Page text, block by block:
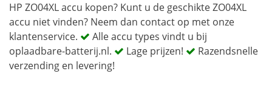
HP ZO04XL accu kopen? Kunt u de geschikte ZO04XL
accu niet vinden? Neem dan contact op met onze
klantenservice.
Alle accu types vindt u bij
oplaadbare-batterij.nl.
Lage prijzen!
Razendsnelle
verzending en levering!